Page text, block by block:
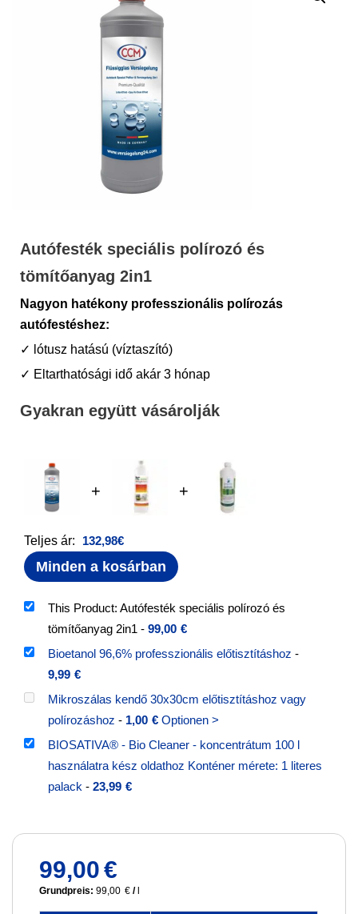
Autófesték speciális polírozó és
tömítőanyag 2in1
Nagyon hatékony professzionális polírozás
autófestéshez:
✓ lótusz hatású (víztaszító)
✓ Eltarthatósági idő akár 3 hónap
Gyakran együtt vásárolják
+ +
Teljes ár: 132,98€
Minden a kosárban
This Product: Autófesték speciális polírozó és
tömítőanyag 2in1 - 99,00 €
Bioetanol 96,6% professzionális előtisztításhoz -
9,99 €
Mikroszálas kendő 30x30cm előtisztításhoz vagy
polírozáshoz - 1,00 € Optionen >
BIOSATIVA® - Bio Cleaner - koncentrátum 100 l
használatra kész oldathoz Konténer mérete: 1 literes
palack - 23,99 €
99,00€
Grundpreis:99,00 € /